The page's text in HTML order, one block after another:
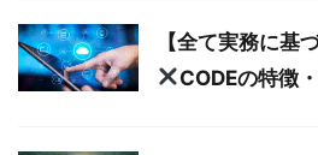
【全て実務に基
CODEの特徴